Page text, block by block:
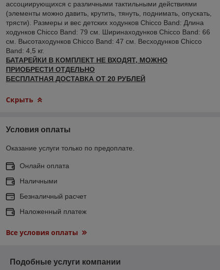
ассоциирующихся с различными тактильными действиями
(элементы можно давить, крутить, тянуть, поднимать, опускать,
трясти). Размеры и вес детских ходунков Chicco Band: Длина
ходунков Chicco Band: 79 см. Ширинаходунков Chicco Band: 66
см. Высотаходунков Chicco Band: 47 см. Весходунков Chicco
Band: 4,5 кг.
БАТАРЕЙКИ В КОМПЛЕКТ НЕ ВХОДЯТ, МОЖНО
ПРИОБРЕСТИ ОТДЕЛЬНО
БЕСПЛАТНАЯ ДОСТАВКА ОТ 20 РУБЛЕЙ
Скрыть
Условия оплаты
Оказание услуги только по предоплате.
Онлайн оплата
Наличными
Безналичный расчет
Наложенный платеж
Все условия оплаты
Подобные услуги компании